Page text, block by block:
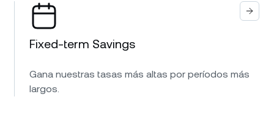
Fixed-term Savings
Gana nuestras tasas más altas por períodos más
largos.